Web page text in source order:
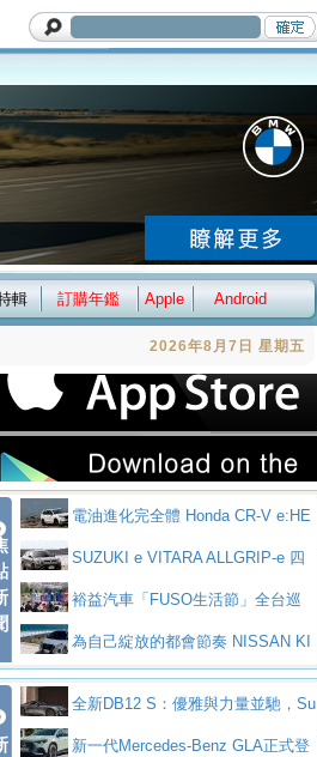
輯 訂購年鑑 Apple Android
2026年8月7日 星期五
電油進化完全體 Honda CR-V e:HE
V PrestigeSUZUKI e VITARA ALLGRIP-e 四
驅精神的純電新詮釋
裕益汽車「FUSO生活節」全台巡
迴 結合生活體驗、交通安全與購車優惠
為自己綻放的都會節奏 NISSAN KI
CKS SAKURA為品味獨具層峰買家打造的頂級座
駕，MAZDA CX-90 33T AWD Premium Ca
全新DB12 S：優雅與力量並馳，Su
per Tourer的顛峰之作
新一代Mercedes-Benz GLA正式登